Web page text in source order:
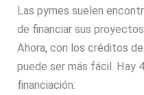
Las pymes suelen
de financiar sus
Ahora, con los créditos
puede ser más fácil. Hay
financiación: